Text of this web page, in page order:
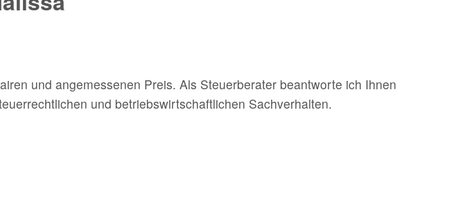
und angemessenen Preis. Als Steuerberater beantworte ich Ihnen
und betriebswirtschaftlichen Sachverhalten.